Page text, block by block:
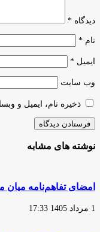
دیدگاه *
نام *
ایمیل *
وب‌ سایت
ذخیره نام، ایمیل و
نوشته های مشابه
امضای تفاهم‌نامه
1 مرداد 1405 17:33